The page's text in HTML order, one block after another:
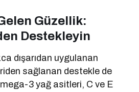
Güzellik:
Destekleyin
dışarıdan uygulanan
sağlanan destekle de
3 yağ asitleri, C ve E